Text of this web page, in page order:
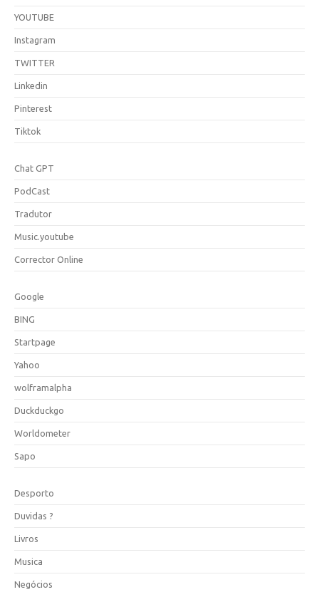
YOUTUBE
Instagram
TWITTER
Linkedin
Pinterest
Tiktok
Chat GPT
PodCast
Tradutor
Music.youtube
Corrector Online
Google
BING
Startpage
Yahoo
wolframalpha
Duckduckgo
Worldometer
Sapo
Desporto
Duvidas ?
Livros
Musica
Negócios